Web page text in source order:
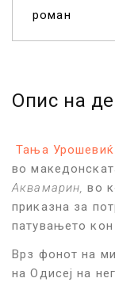
роман
Опис на
Тања Урошевиќ
во
Аквамарин,во
приказна за
патувањето кон
Врз фонот на
на Одисеј на